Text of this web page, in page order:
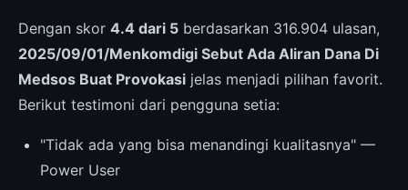
Dengan skor 4.4 dari 5 berdasarkan 316.904 ulasan,
2025/09/01/Menkomdigi Sebut Ada Aliran Dana Di
Medsos Buat Provokasi jelas menjadi pilihan favorit.
Berikut testimoni dari pengguna setia:
"Tidak ada yang bisa menandingi kualitasnya" —
Power User